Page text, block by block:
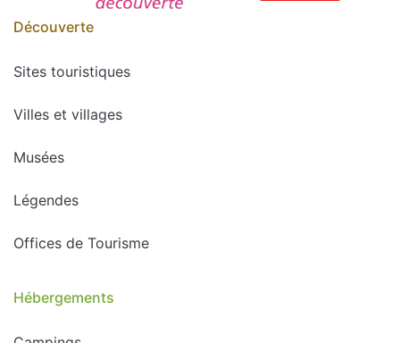
Découverte
Sites touristiques
Villes et villages
Musées
Légendes
Offices de Tourisme
Hébergements